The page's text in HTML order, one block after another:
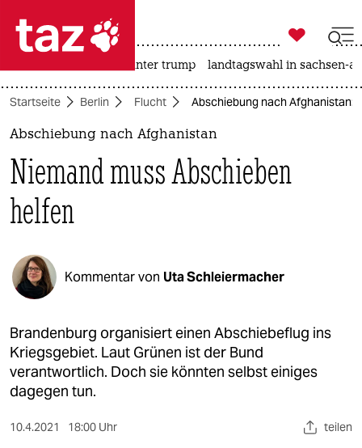
 taz zahl ich
taz zahl ich
politik
öko
gesellschaft
kultur
sport
berlin
nord
wahrheit

taz zahl ich
usa unter trump landtagswahl in sachsen-
Startseite Berlin Flucht Abschiebung nach Afghanistan:
Abschiebung nach Afghanistan
Niemand muss Abschieben
helfen
Kommentar von Uta Schleiermacher
Brandenburg organisiert einen Abschiebeflug ins
Kriegsgebiet. Laut Grünen ist der Bund
verantwortlich. Doch sie könnten selbst einiges
dagegen tun.
10.4.2021 18:00 Uhr teilen